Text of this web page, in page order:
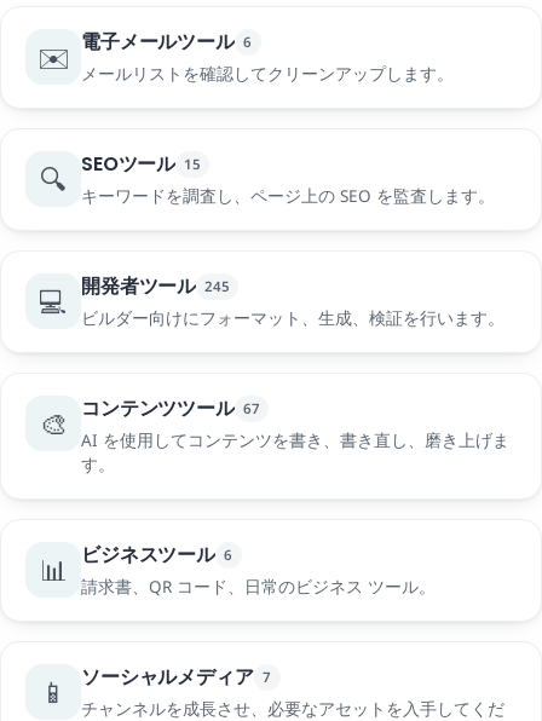
✉️ 電子メールツール 6
メールリストを確認してクリーンアップします。
🔍 SEOツール 15
キーワードを調査し、ページ上の SEO を監査します。
💻 開発者ツール 245
ビルダー向けにフォーマット、生成、検証を行います。
🎨 コンテンツツール 67
AI を使用してコンテンツを書き、書き直し、磨き上げま
す。
📊 ビジネスツール 6
請求書、QR コード、日常のビジネス ツール。
📱 ソーシャルメディア 7
チャンネルを成長させ、必要なアセットを入手してくだ